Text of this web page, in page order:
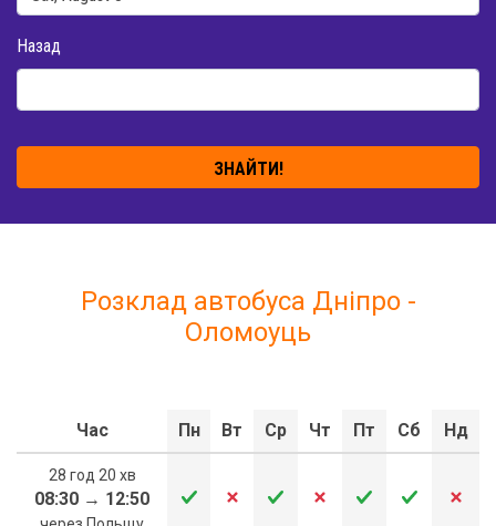
Назад
ЗНАЙТИ!
Розклад автобуса Дніпро -
Оломоуць
Час Пн Вт Ср Чт Пт Сб Нд
28 год 20 хв
08:30 → 12:50